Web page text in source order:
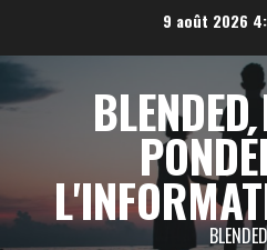
contenu
9 août 2026